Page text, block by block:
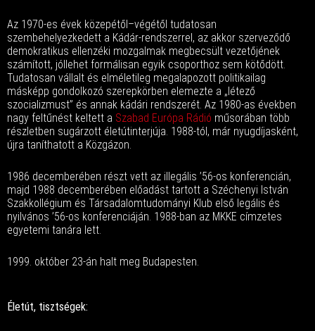
Az 1970-es évek közepétől–végétől tudatosan
szembehelyezkedett a Kádár-rendszerrel, az akkor szerveződő
demokratikus ellenzéki mozgalmak megbecsült vezetőjének
számított, jóllehet formálisan egyik csoporthoz sem kötődött.
Tudatosan vállalt és elméletileg megalapozott politikailag
másképp gondolkozó szerepkörben elemezte a „létező
szocializmust” és annak kádári rendszerét. Az 1980-as években
nagy feltűnést keltett a Szabad Európa Rádió műsorában több
részletben sugárzott életútinterjúja. 1988-tól, már nyugdíjasként,
újra taníthatott a Közgázon.
1986 decemberében részt vett az illegális ’56-os konferencián,
majd 1988 decemberében előadást tartott a Széchenyi István
Szakkollégium és Társadalomtudományi Klub első legális és
nyilvános ’56-os konferenciáján. 1988-ban az MKKE címzetes
egyetemi tanára lett.
1999. október 23-án halt meg Budapesten.
Életút, tisztségek: